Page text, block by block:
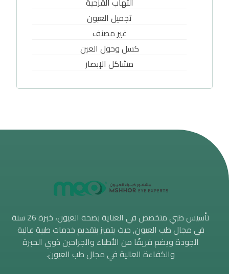
تجميل العيون
غير مصنف
كسل وحول العين
مشاكل الإبصار
تأسيس طبي متخصص في العناية بصحة العيون، خبرة 26 سنة
في مجال طب العيون, حيث يتميز بتقديم خدمات طبية عالية
الجودة ويضم فريقًا من الأطباء والجراحين ذوي الخبرة
والكفاءة العالية في مجال طب العيون.